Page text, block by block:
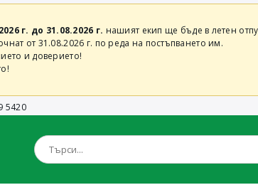
г. до 31.08.2026 г. нашият екип ще бъде в летен
от 31.08.2026 г. по реда на постъпването им.
и доверието!
5420